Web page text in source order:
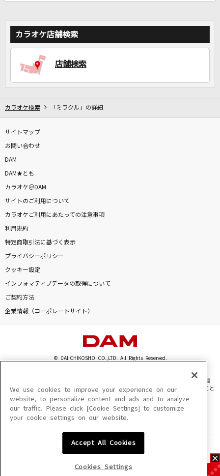
DAMに会員登録・ログインして
カラオケ店舗検索
店舗検索
カラオケ検索 「ミラクル」の詳細
サイトマップ
お問い合わせ
DAM
DAM★とも
カラオケ＠DAM
サイトのご利用について
カラオケご利用にあたっての注意事項
利用規約
特定商取引法に基づく表示
プライバシーポリシー
クッキー設定
インフォマティブデータの取得について
ご契約方法
企業情報（コーポレートサイト）
© DAIICHIKOSHO CO.,LTD. All Rights Reserved.
このサイトに掲載されている一切の文章・画像・写真・動画・音声等を、手段や形態
を問わず、著作権法の定める範囲を超えて無断で複製、転載、ファイル化などすること
を禁じます。
楽曲及びコンテンツは、機種によりご利用いただけない場合があります。
楽曲及びコンテンツの配信日、配信内容が変更になる場合があります。
We use cookies to improve your experience on our
website, to personalize content and ads and to analyze
our traffic. Please click [Cookie Settings] to customize
your cookie settings on our website.
Accept All Cookies
Cookies Settings